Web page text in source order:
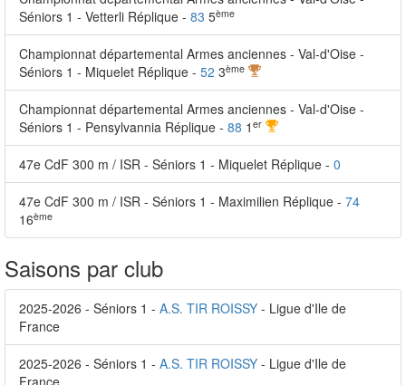
Séniors 1 - Vetterli Réplique - 83 5ème
Championnat départemental Armes anciennes - Val-d'Oise -
Séniors 1 - Miquelet Réplique - 52 3ème
Championnat départemental Armes anciennes - Val-d'Oise -
Séniors 1 - Pensylvannia Réplique - 88 1 er
47e CdF 300 m / ISR - Séniors 1 - Miquelet Réplique - 0
47e CdF 300 m / ISR - Séniors 1 - Maximilien Réplique - 74
16ème
Saisons par club
2025-2026 - Séniors 1 - A.S. TIR ROISSY - Ligue d'Ile de
France
2025-2026 - Séniors 1 - A.S. TIR ROISSY - Ligue d'Ile de
France